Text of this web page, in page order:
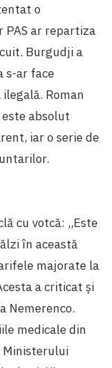
o
PAS ar repartiza
Burgudji a
s-ar face
Roman
este absolut
iar o serie de
cu votcă: ,,Este
în această
majorate la
a criticat și
Nemerenco.
medicale din
Ministerului